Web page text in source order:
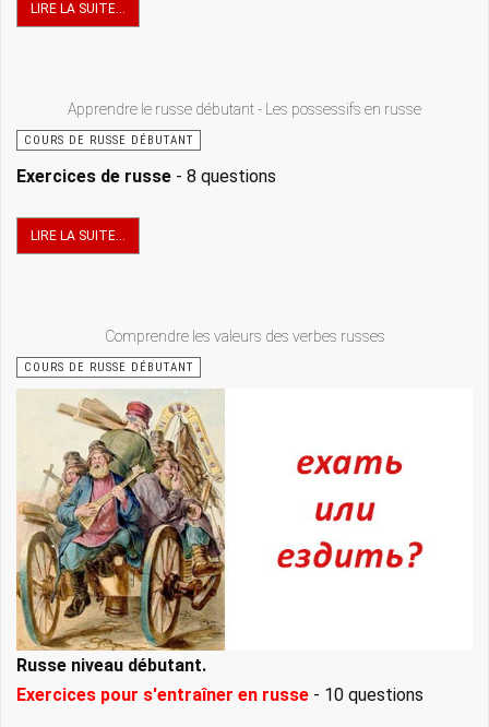
LIRE LA SUITE...
Apprendre le russe débutant - Les possessifs en russe
COURS DE RUSSE DÉBUTANT
Exercices de russe - 8 questions
LIRE LA SUITE...
Comprendre les valeurs des verbes russes
COURS DE RUSSE DÉBUTANT
Russe niveau débutant.
Exercices pour s'entraîner en russe - 10 questions